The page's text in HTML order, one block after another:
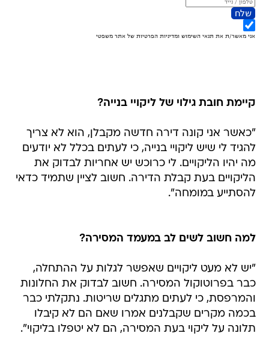
קיימת חובת גילוי של ליקויי בנייה?
"כאשר אני קונה דירה חדשה מקבלן, הוא לא צריך
להגיד לי שיש ליקויי בנייה, כי לעתים בכלל לא יודעים
מה יהיו הליקויים. לי כרוכש יש אחריות לבדוק את
הליקויים בעת קבלת הדירה. חשוב לציין שתמיד כדאי
להסתייע במומחה".
למה חשוב לשים לב במעמד המסירה?
"יש לא מעט ליקויים שאפשר לגלות על ההתחלה,
כבר בפרוטוקול המסירה. חשוב לבדוק את החלונות
והמרפסת, כי לעתים מתגלים שריטות. נתקלתי כבר
בכמה מקרים שקבלנים אמרו שאם הם לא קיבלו
תלונה על ליקוי בעת המסירה, הם לא יטפלו בליקוי".